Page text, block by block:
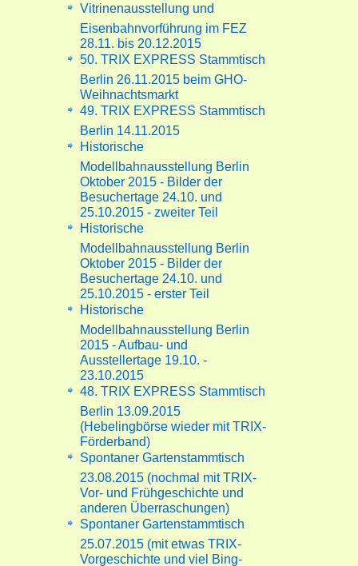
Vitrinenausstellung und
Eisenbahnvorführung im FEZ
28.11. bis 20.12.2015
50. TRIX EXPRESS Stammtisch
Berlin 26.11.2015 beim GHO-
Weihnachtsmarkt
49. TRIX EXPRESS Stammtisch
Berlin 14.11.2015
Historische
Modellbahnausstellung Berlin
Oktober 2015 - Bilder der
Besuchertage 24.10. und
25.10.2015 - zweiter Teil
Historische
Modellbahnausstellung Berlin
Oktober 2015 - Bilder der
Besuchertage 24.10. und
25.10.2015 - erster Teil
Historische
Modellbahnausstellung Berlin
2015 - Aufbau- und
Ausstellertage 19.10. -
23.10.2015
48. TRIX EXPRESS Stammtisch
Berlin 13.09.2015
(Hebelingbörse wieder mit TRIX-
Förderband)
Spontaner Gartenstammtisch
23.08.2015 (nochmal mit TRIX-
Vor- und Frühgeschichte und
anderen Überraschungen)
Spontaner Gartenstammtisch
25.07.2015 (mit etwas TRIX-
Vorgeschichte und viel Bing-